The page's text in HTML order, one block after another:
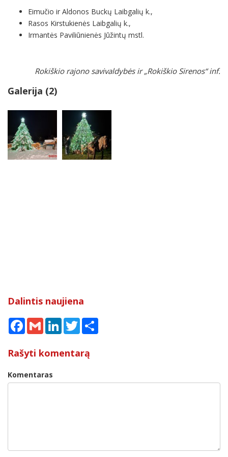
Eimučio ir Aldonos Buckų Laibgalių k.,
Rasos Kirstukienės Laibgalių k.,
Irmantės Paviliūnienės Jūžintų mstl.
Rokiškio rajono savivaldybės ir „Rokiškio Sirenos“ inf.
Galerija (2)
Dalintis naujiena
Facebook
Gmail LinkedInTwitter
Rašyti komentarą
Komentaras